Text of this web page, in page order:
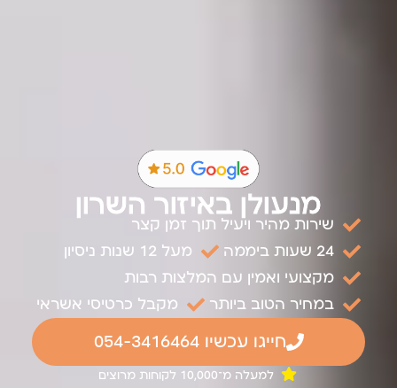
מנעולן באיזור השרון
שירות מהיר ויעיל תוך זמן קצר
24 שעות ביממה
מעל 12 שנות ניסיון
מקצועי ואמין עם המלצות רבות
במחיר הטוב ביותר
מקבל כרטיסי אשראי
חייגו עכשיו 054-3416464
למעלה מ־10,000 לקוחות מרוצים